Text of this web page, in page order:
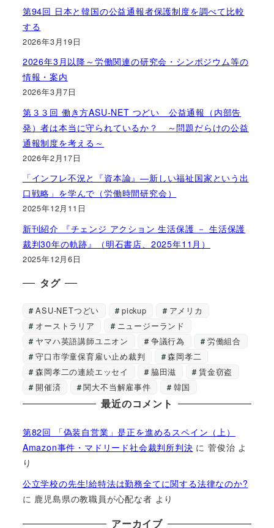
第94回 日本と韓国の公益通報者保護制度を調べて比較
する
2026年3月19日
2026年3月以降～労働関連の研究会・シンポジウム等の
情報・案内
2026年3月7日
第３３回 働き方ASU-NET つどい 公益通報（内部告
発）者は本当に守られているか？ ～問題だらけの公益
通報制度を考える～
2026年2月17日
「インフレ不況と『資本論』―新しい福祉国家という出
口戦略」を学んで（労働時間研究会）
2025年12月11日
新刊紹介 『チェンジ アクション 生活保護 － 生活保護
裁判30年の軌跡』（明石書店、2025年11月）
2025年12月6日
タグ
ASU-NETつどい pickup
アメリカ
オーストラリア
ニュージーランド
ヤマハ英語講師ユニオン
争議行為
労働組合
守口市学童保育雇い止め裁判
森岡孝二
森岡孝二の連続エッセイ
脇田滋
賃金窃盗
開催済
関大不当解雇事件 韓国
最近のコメント
第82回 「偽装自営業」是正を進めるスペイン（上）
Amazon事件・マドリード社会裁判所判決 に菅俊治 よ
り
公立学校の先生!給特法は勤務全てに関する法律なのか?
に 鹿児島県の教職員が心配な者 より
アーカイブ